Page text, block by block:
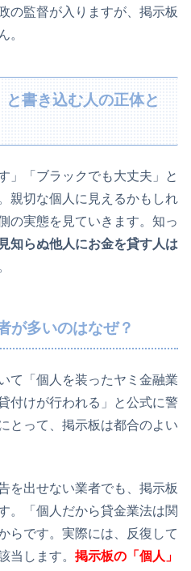
の監督が入りますが、掲示板
。
書き込む人の正体と
」「ブラックでも大丈夫」と
親切な個人に見えるかもしれ
の実態を見ていきます。知っ
知らぬ他人にお金を貸す人は
が多いのはなぜ？
て「個人を装ったヤミ金融業
付けが行われる」と公式に警
とって、掲示板は都合のよい
を出せない業者でも、掲示板
。「個人だから貸金業法は関
らです。実際には、反復して
当します。 掲示板の「個人」